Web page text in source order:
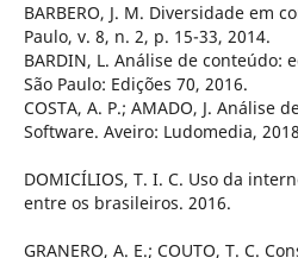
BARBERO, J. M. Diversidade em
Paulo, v. 8, n. 2, p. 15-33, 2014.
BARDIN, L. Análise de conteúdo:
São Paulo: Edições 70, 2016.
COSTA, A. P.; AMADO, J. Análise
Software. Aveiro: Ludomedia,
DOMICÍLIOS, T. I. C. Uso da
entre os brasileiros. 2016.
GRANERO, A. E.; COUTO, T. C.